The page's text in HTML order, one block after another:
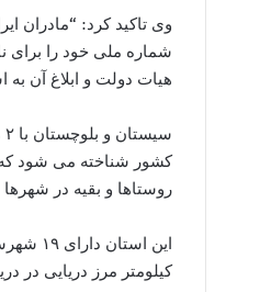
وی تاکید کرد: “مادران
هیات دولت و ابلاغ آن به
روستاها و بقیه در
کیلومتر مرز دریایی در